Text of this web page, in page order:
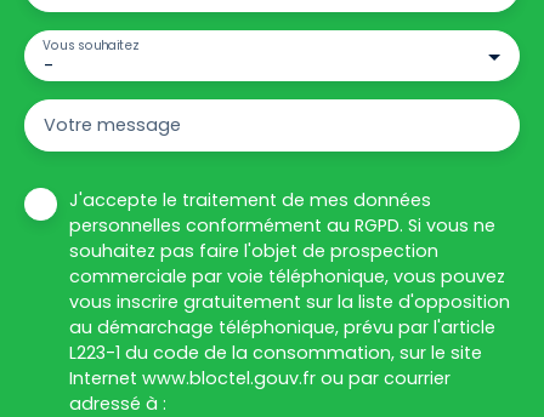
-
Vous souhaitez
Votre message
J'accepte le traitement de mes données
personnelles conformément au RGPD. Si vous ne
souhaitez pas faire l'objet de prospection
commerciale par voie téléphonique, vous pouvez
vous inscrire gratuitement sur la liste d'opposition
au démarchage téléphonique, prévu par l'article
L223-1 du code de la consommation, sur le site
Internet www.bloctel.gouv.fr ou par courrier
adressé à :